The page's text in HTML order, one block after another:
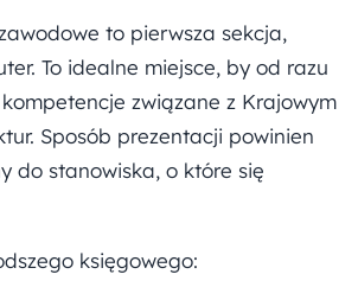
to pierwsza sekcja,
To idealne miejsce, by od razu
związane z Krajowym
Sposób prezentacji powinien
do stanowiska, o które się
księgowego: